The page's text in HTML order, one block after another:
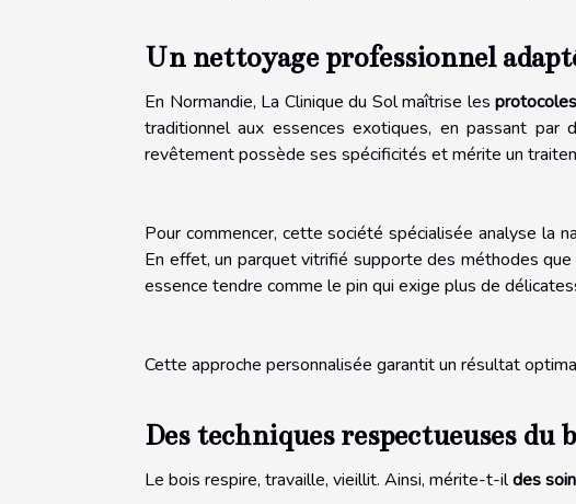
Un nettoyage professionnel
En Normandie, La Clinique du Sol maîtrise les
traditionnel aux essences exotiques, en passant par
revêtement possède ses spécificités et mérite un
Pour commencer, cette société spécialisée analyse la
En effet, un parquet vitrifié supporte des méthodes
essence tendre comme le pin qui exige plus de
Cette approche personnalisée garantit un résultat
Des techniques respectueuses du
Le bois respire, travaille, vieillit. Ainsi, mérite-t-ildes